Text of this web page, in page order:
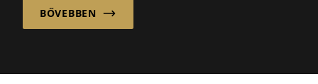
BŐVEBBEN